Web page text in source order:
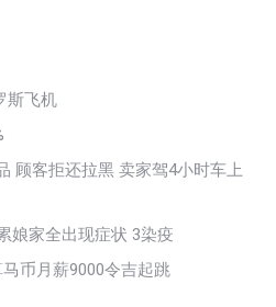
斯飞机
顾客拒还拉黑 卖家驾4小时车上
娘家全出现症状 3染疫
币月薪9000令吉起跳